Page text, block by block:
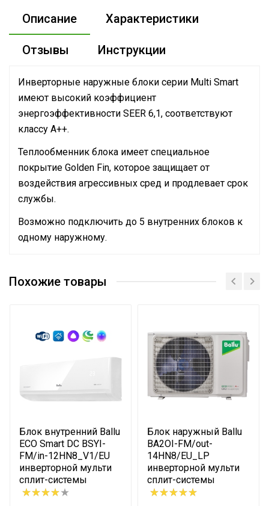
Описание Характеристики
Отзывы Инструкции
Инверторные наружные блоки серии Multi Smart
имеют высокий коэффициент
энергоэффективности SEER 6,1, соответствуют
классу А++.
Теплообменник блока имеет специальное
покрытие Golden Fin, которое защищает от
воздействия агрессивных сред и продлевает срок
службы.
Возможно подключить до 5 внутренних блоков к
одному наружному.
производительность
самодиагностики
неисправности
Вес товара с упаковкой
34.7
Мин. рабочая
Высота упаковки товара
61.5
Диаметр труб (жидкость)
1/4
Диаметр труб (газ)
3/8х2
Сертификат
Похожие товары
Блок внутренний Ballu
ECO Smart DC BSYI-
FM/in-12HN8_V1/EU
инверторной мульти
сплит-системы
Блок наружный Ballu
BA2OI-FM/out-
14HN8/EU_LP
инверторной мульти
сплит-системы